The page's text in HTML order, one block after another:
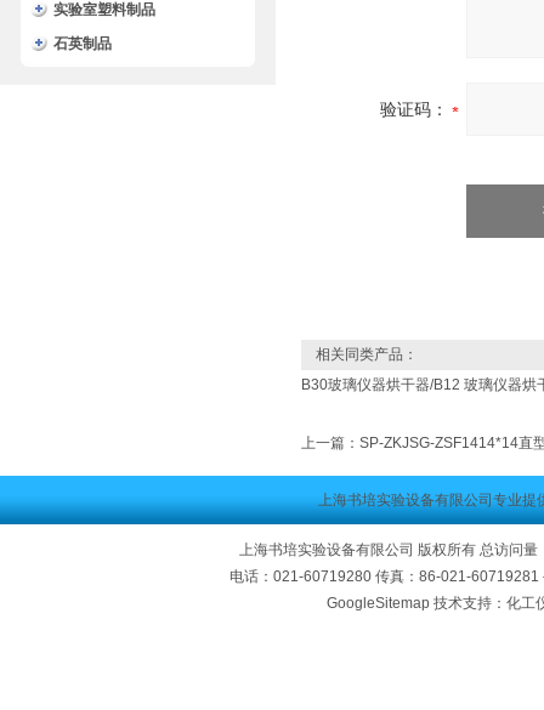
实验室塑料制品
石英制品
验证码：
相关同类产品：
B30玻璃仪器烘干器/B12 玻璃仪器烘
上一篇： SP-ZKJSG-ZSF1414*14直
上海书培实验设备有限公司专业提
上海书培实验设备有限公司 版权所有 总访问量
电话：021-60719280 传真：86-021-
GoogleSitemap技术支持：化工